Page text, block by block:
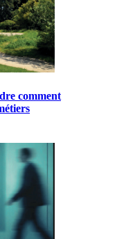
comment